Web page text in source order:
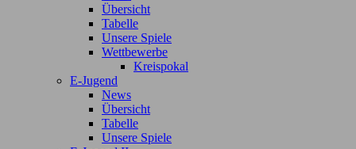
Übersicht
Tabelle
Unsere Spiele
Wettbewerbe
Kreispokal
E-Jugend
News
Übersicht
Tabelle
Unsere Spiele